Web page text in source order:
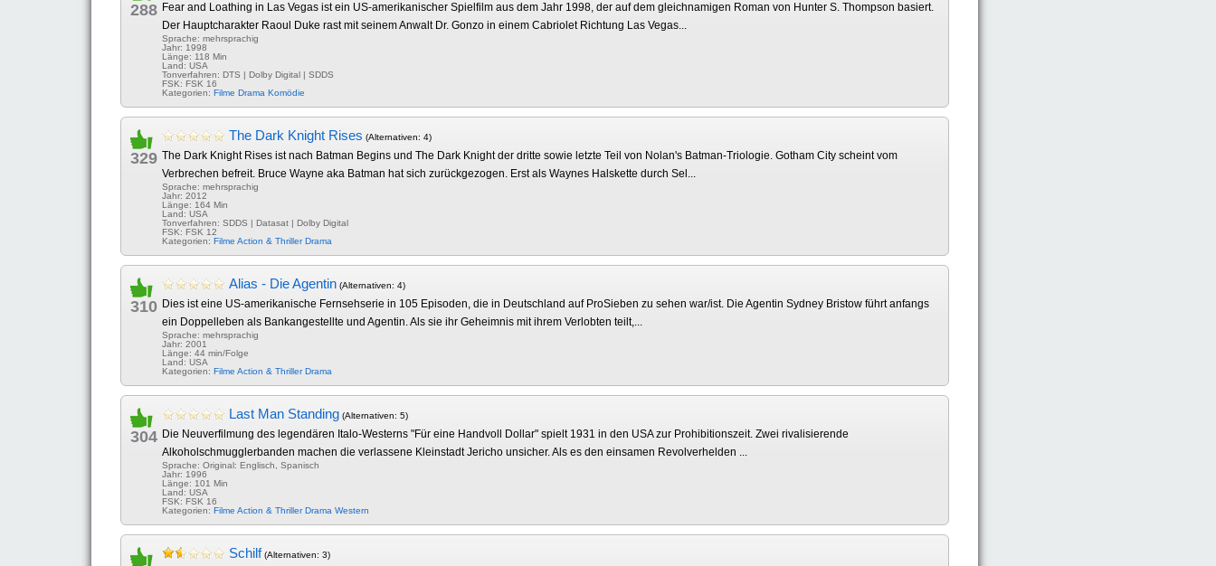
288 Fear and Loathing in Las Vegas ist ein US-amerikanischer Spielfilm aus dem Jahr 1998, der auf dem gleichnamigen Roman von Hunter S. Thompson basiert.
Der Hauptcharakter Raoul Duke rast mit seinem Anwalt Dr. Gonzo in einem Cabriolet Richtung Las Vegas...
Sprache: mehrsprachig
Jahr: 1998
Länge: 118 Min
Land: USA
Tonverfahren: DTS | Dolby Digital | SDDS
FSK: FSK 16
Kategorien: Filme Drama Komödie
329
The Dark Knight Rises (Alternativen: 4)
The Dark Knight Rises ist nach Batman Begins und The Dark Knight der dritte sowie letzte Teil von Nolan's Batman-Triologie. Gotham City scheint vom
Verbrechen befreit. Bruce Wayne aka Batman hat sich zurückgezogen. Erst als Waynes Halskette durch Sel...
Sprache: mehrsprachig
Jahr: 2012
Länge: 164 Min
Land: USA
Tonverfahren: SDDS | Datasat | Dolby Digital
FSK: FSK 12
Kategorien: Filme Action & Thriller Drama
310
Alias - Die Agentin (Alternativen: 4)
Dies ist eine US-amerikanische Fernsehserie in 105 Episoden, die in Deutschland auf ProSieben zu sehen war/ist. Die Agentin Sydney Bristow führt anfangs
ein Doppelleben als Bankangestellte und Agentin. Als sie ihr Geheimnis mit ihrem Verlobten teilt,...
Sprache: mehrsprachig
Jahr: 2001
Länge: 44 min/Folge
Land: USA
Kategorien: Filme Action & Thriller Drama
304
Last Man Standing (Alternativen: 5)
Die Neuverfilmung des legendären Italo-Westerns "Für eine Handvoll Dollar" spielt 1931 in den USA zur Prohibitionszeit. Zwei rivalisierende
Alkoholschmugglerbanden machen die verlassene Kleinstadt Jericho unsicher. Als es den einsamen Revolverhelden ...
Sprache: Original: Englisch, Spanisch
Jahr: 1996
Länge: 101 Min
Land: USA
FSK: FSK 16
Kategorien: Filme Action & Thriller Drama Western
Schilf (Alternativen: 3)